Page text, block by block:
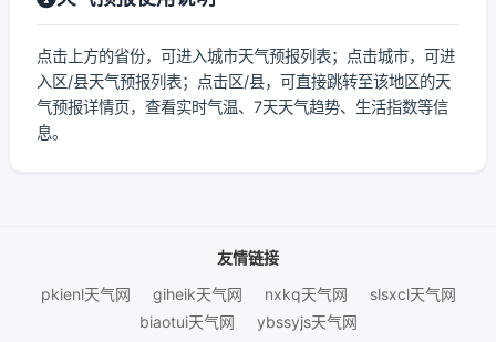
点击上方的省份，可进入城市天气预报列表；点击城市，可进
入区/县天气预报列表；点击区/县，可直接跳转至该地区的天
气预报详情页，查看实时气温、7天天气趋势、生活指数等信
息。
友情链接
pkienl天气网
giheik天气网 nxkq天气网
slsxcl天气网
biaotui天气网
ybssyjs天气网